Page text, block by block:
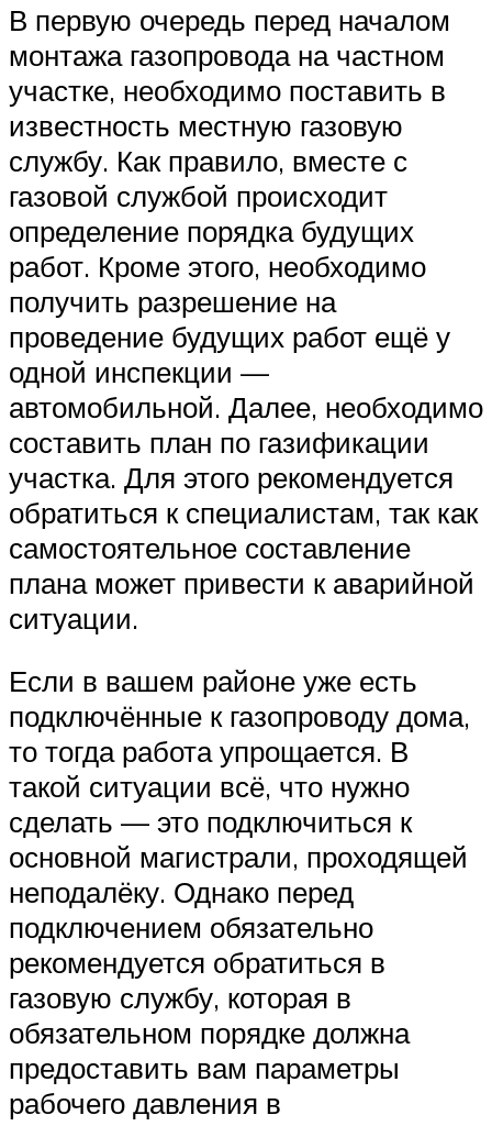
В первую очередь перед началом
монтажа газопровода на частном
участке, необходимо поставить в
известность местную газовую
службу. Как правило, вместе с
газовой службой происходит
определение порядка будущих
работ. Кроме этого, необходимо
получить разрешение на
проведение будущих работ ещё у
одной инспекции —
автомобильной. Далее, необходимо
составить план по газификации
участка. Для этого рекомендуется
обратиться к специалистам, так как
самостоятельное составление
плана может привести к аварийной
ситуации.
Если в вашем районе уже есть
подключённые к газопроводу дома,
то тогда работа упрощается. В
такой ситуации всё, что нужно
сделать — это подключиться к
основной магистрали, проходящей
неподалёку. Однако перед
подключением обязательно
рекомендуется обратиться в
газовую службу, которая в
обязательном порядке должна
предоставить вам параметры
рабочего давления в